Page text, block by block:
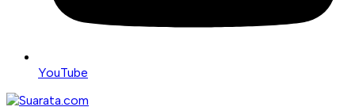
YouTube